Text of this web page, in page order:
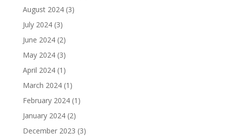
August 2024(3)
July 2024(3)
June 2024(2)
May 2024(3)
April 2024(1)
March 2024(1)
February 2024(1)
January 2024(2)
December 2023 (3)